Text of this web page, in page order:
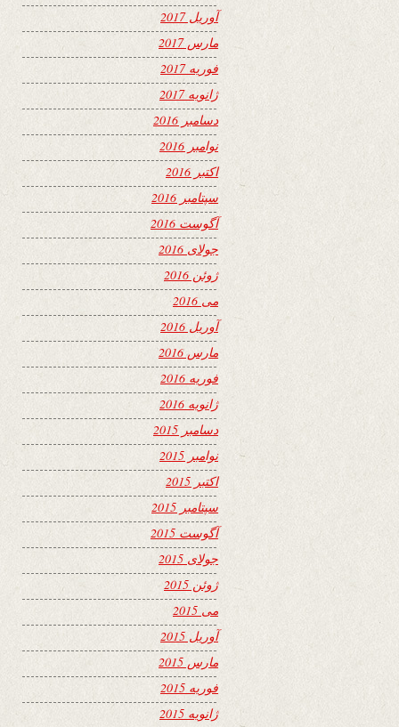
آوریل 2017
مارس 2017
فوریه 2017
ژانویه 2017
دسامبر 2016
نوامبر 2016
اکتبر 2016
سپتامبر 2016
آگوست 2016
جولای 2016
ژوئن 2016
می 2016
آوریل 2016
مارس 2016
فوریه 2016
ژانویه 2016
دسامبر 2015
نوامبر 2015
اکتبر 2015
سپتامبر 2015
آگوست 2015
جولای 2015
ژوئن 2015
می 2015
آوریل 2015
مارس 2015
فوریه 2015
ژانویه 2015